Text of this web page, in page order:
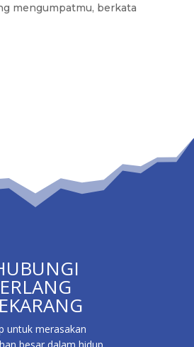
mengumpatmu, berkata
ERLANG
untuk merasakan
besar dalam hidup